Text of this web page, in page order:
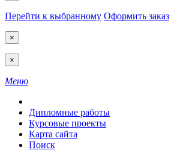
Перейти к выбранному Оформить заказ
×
×
Меню
Дипломные работы
Курсовые проекты
Карта сайта
Поиск